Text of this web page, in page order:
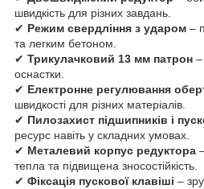
швидкість для різних завдань.
✔ Режим свердління з ударом –
та легким бетоном.
✔ Трикулачковий 13 мм патрон –
оснастки.
✔ Електронне регулювання
швидкості для різних матеріалів.
✔ Пилозахист підшипників і
ресурс навіть у складних умовах.
✔ Металевий корпус редуктора
тепла та підвищена зносостійкість.
✔ Фіксація пускової клавіші –